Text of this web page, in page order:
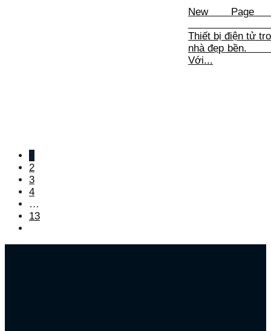
New Page
Thiết bị điện tử
nhà đẹp
Với...
1
2
3
4
…
13